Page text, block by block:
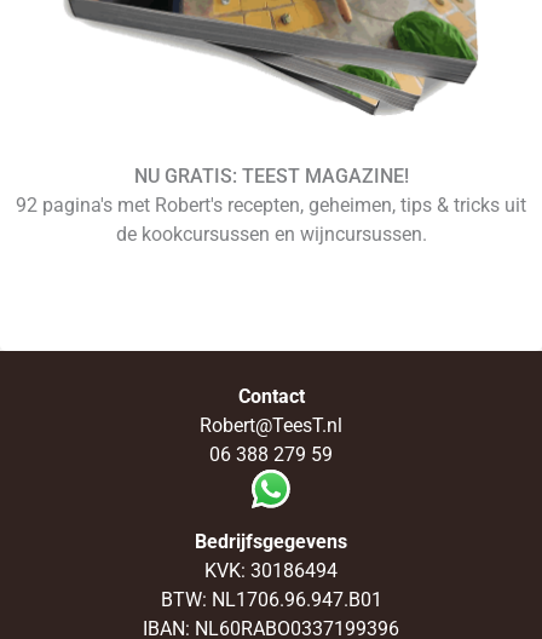
NU GRATIS: TEEST MAGAZINE!
92 pagina's met Robert's recepten, geheimen, tips & tricks uit
de kookcursussen en wijncursussen.
Contact
Robert@TeesT.nl
06 388 279 59
Bedrijfsgegevens
KVK: 30186494
BTW: NL1706.96.947.B01
IBAN: NL60RABO0337199396